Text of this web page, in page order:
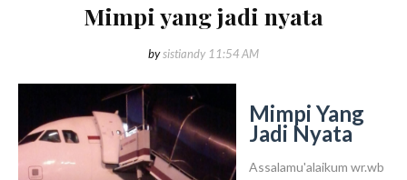
Mimpi yang jadi nyata
bysistiandy 11:54 AM
Mimpi Yang
Jadi Nyata
Assalamu'alaikum wr.wb